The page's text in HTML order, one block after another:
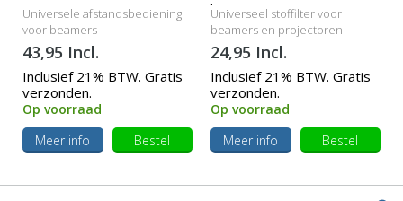
Universele afstandsbediening
voor beamers
43,95 Incl.
Inclusief 21% BTW. Gratis
verzonden.
Op voorraad
Meer info
Bestel
beamers
Universeel stoffilter voor
beamers en projectoren
24,95 Incl.
Inclusief 21% BTW. Gratis
verzonden.
Op voorraad
Meer info
Bestel